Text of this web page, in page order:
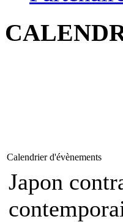
Calendrier d'évènements
Japon